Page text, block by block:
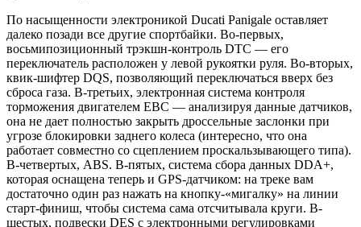
По насыщенности электроникой Ducati Panigale оставляет
далеко позади все другие спортбайки. Во-первых,
восьмипозиционный трэкшн-контроль DTC — его
переключатель расположен у левой рукоятки руля. Во-вторых,
квик-шифтер DQS, позволяющий переключаться вверх без
сброса газа. В-третьих, электронная система контроля
торможения двигателем EBC — анализируя данные датчиков,
она не дает полностью закрыть дроссельные заслонки при
угрозе блокировки заднего колеса (интересно, что она
работает совместно со сцеплением проскальзывающего типа).
В-четвертых, ABS. В-пятых, система сбора данных DDA+,
которая оснащена теперь и GPS-датчиком: на треке вам
достаточно один раз нажать на кнопку-«мигалку» на линии
старт-финиш, чтобы система сама отсчитывала круги. В-
шестых, подвески DES с электронными регулировками